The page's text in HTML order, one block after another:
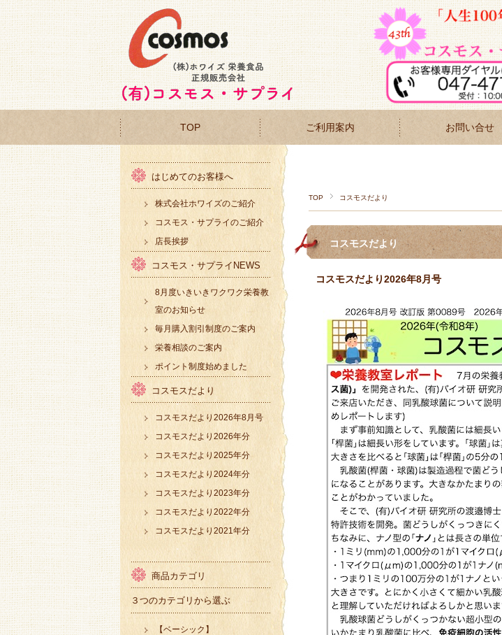
TOP ご利用案内 お問い合せ
TOP コスモスだより
コスモスだより
コスモスだより2026年8月号
はじめてのお客様へ
株式会社ホワイズのご紹介
コスモス・サプライのご紹介
店長挨拶
コスモス・サプライNEWS
8月度いきいきワクワク栄養教
室のお知らせ
毎月購入割引制度のご案内
栄養相談のご案内
ポイント制度始めました
コスモスだより
コスモスだより2026年8月号
コスモスだより2026年分
コスモスだより2025年分
コスモスだより2024年分
コスモスだより2023年分
コスモスだより2022年分
コスモスだより2021年分
商品カテゴリ
３つのカテゴリから選ぶ
【ベーシック】